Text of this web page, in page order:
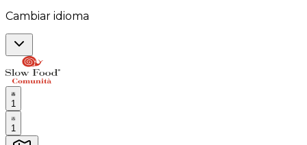
Cambiar idioma
1
1